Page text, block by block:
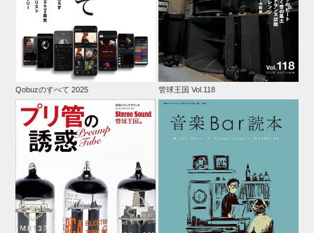
Qobuzのすべて 2025 管球王国 Vol.118